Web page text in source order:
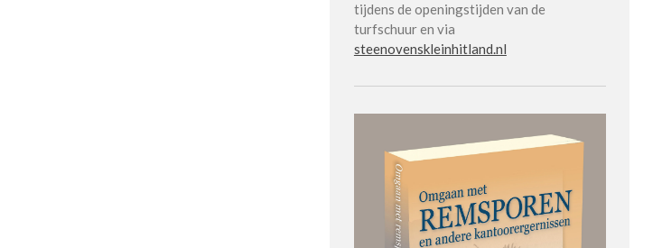
tijdens de openingstijden van de
turfschuur en via
steenovenskleinhitland.nl